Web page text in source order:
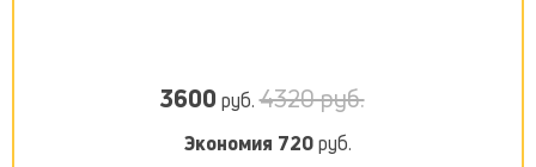
3600 руб.4320 руб.
Экономия 720руб.